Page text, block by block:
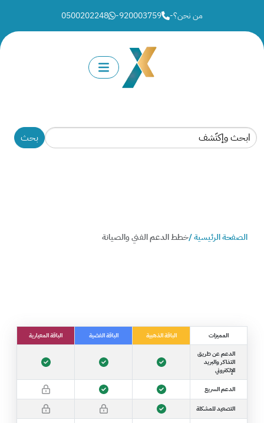
من نحن؟-
920003759
-
0500202248
الصفحة الرئيسية /خطط الدعم الفني والصيانة
المميزات الباقة الذهبية الباقة الفضية الباقة المعيارية
الدعم عن طريق
التذاكر والبريد
الإلكتروني
الدعم السريع
التصعيد للمشكلة